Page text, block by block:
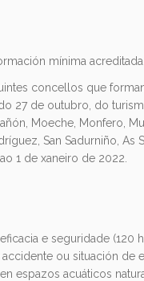
mínima acreditada.
concellos que
27 de outubro, do
Moeche, Monfero,
San Sadurniño, As
1 de xaneiro de 2022.
e seguridade (120
ou situación de
espazos acuáticos